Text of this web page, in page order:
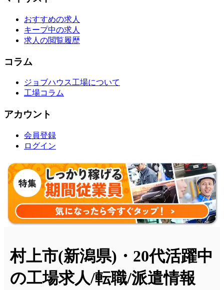
おすすめの求人
キープ中の求人
求人の閲覧履歴
コラム
ジョブハウス工場について
工場コラム
アカウント
会員登録
ログイン
村上市(新潟県)・20代活躍中
の工場求人/転職/派遣情報